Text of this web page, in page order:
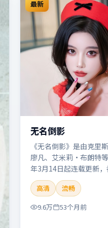
最新
无名倒影
《无名倒影》是由克里
廖凡、艾米莉·布朗特
年3月14日起连载更新
放。剧情与看点：旅程
带来沉浸式探险体验。
「克里斯托弗·诺兰」
「2022-03-14上映」等
高清
流畅
9.6万
53个月前